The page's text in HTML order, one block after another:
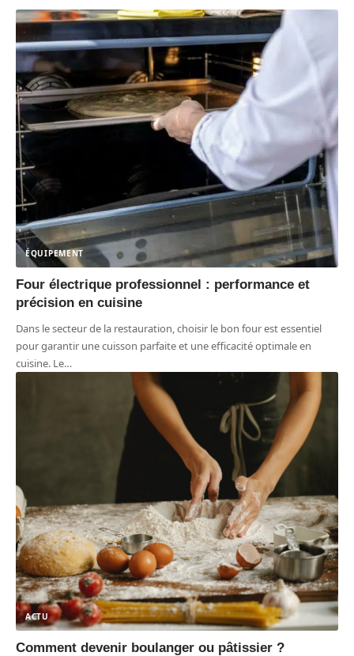
ÉQUIPEMENT
Four électrique professionnel : performance et
précision en cuisine
Dans le secteur de la restauration, choisir le bon four est essentiel
pour garantir une cuisson parfaite et une efficacité optimale en
cuisine. Le…
ACTU
Comment devenir boulanger ou pâtissier ?